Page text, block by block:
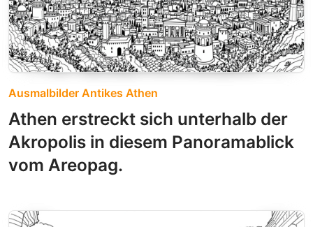
Ausmalbilder Antikes Athen
Athen erstreckt sich unterhalb der
Akropolis in diesem Panoramablick
vom Areopag.